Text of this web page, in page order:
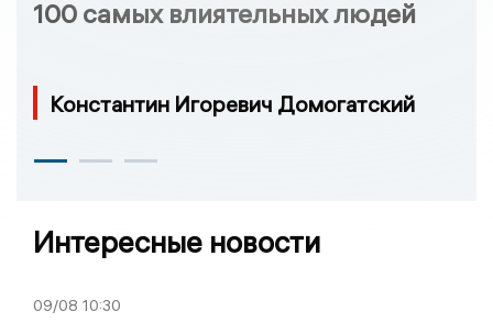
100 самых влиятельных людей
Константин Игоревич Домогатский
Интересные новости
09/08 10:30